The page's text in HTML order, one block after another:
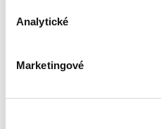
Analytické
Marketingové